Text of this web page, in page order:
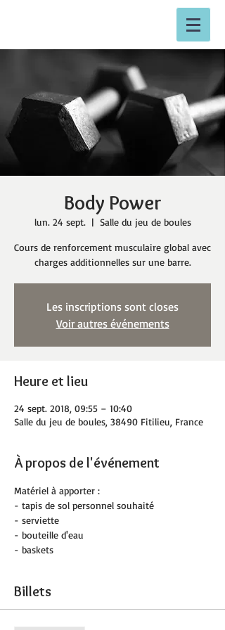
Body Power
lun. 24 sept.
  |
Salle du jeu de boules
Cours de renforcement musculaire global avec
charges additionnelles sur une barre.
Les inscriptions sont closes
Voir autres événements
Heure et lieu
24 sept. 2018, 09:55 – 10:40
Salle du jeu de boules, 38490 Fitilieu, France
À propos de l'événement
Matériel à apporter :
- tapis de sol personnel souhaité
- serviette
- bouteille d'eau
- baskets
Billets